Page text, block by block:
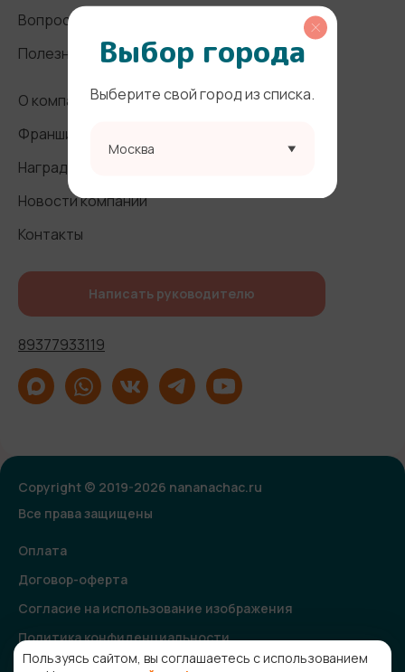
Вопросы и ответы
Полезные статьи
О компании
Франшиза
Награды и СМИ
Новости компании
Контакты
Написать руководителю
89377933119
Copyright © 2019-2026 nananachac.ru
Все права защищены
Оплата
Договор-оферта
Согласие на использование изображения
Политика конфиденциальности
Согласие на получение рекламной и информационной
Выбор города
Выберите свой город из списка.
Москва
Пользуясь сайтом, вы соглашаетесь с использованием